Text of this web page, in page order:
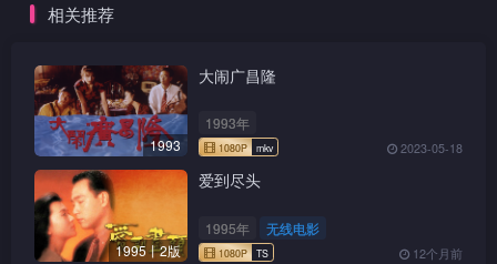
相关推荐
1993
大闹广昌隆
1993年
2023-05-18
1995丨2版
爱到尽头
1995年 无线电影
12个月前